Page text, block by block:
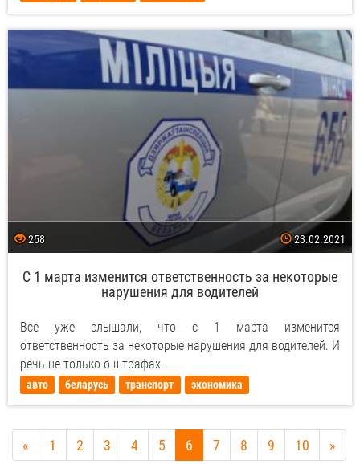
258 23.02.2021
С 1 марта изменится ответственность за некоторые
нарушения для водителей
Все уже слышали, что с 1 марта изменится
ответственность за некоторые нарушения для водителей. И
речь не только о штрафах.
авто беларусь транспорт экономика
« 1 2 3 4 5 6 7 8 9 10 »